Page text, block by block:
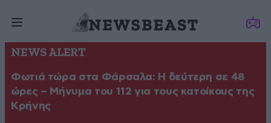
NEWS ALERT
Φωτιά τώρα στα Φάρσαλα: Η δεύτερη σε 48
ώρες – Μήνυμα του 112 για τους κατοίκους της
Κρήνης